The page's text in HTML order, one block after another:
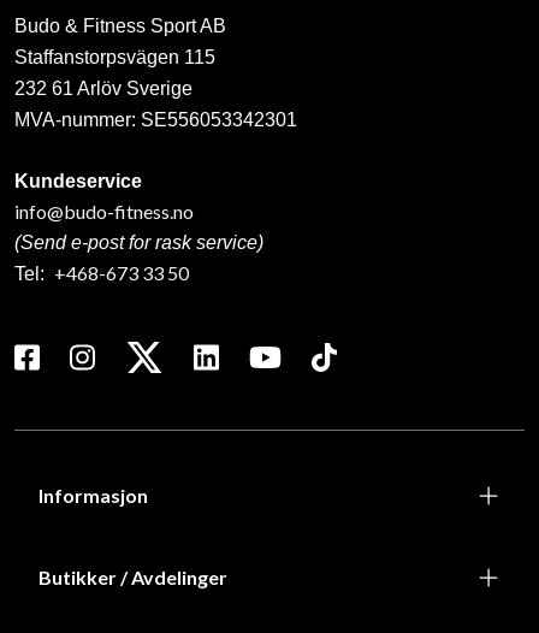
Budo & Fitness Sport AB
Staffanstorpsvägen 115
232 61 Arlöv Sverige
MVA-nummer: SE556053342301
Kundeservice
info@budo-fitness.no
(Send e-post for rask service)
Tel: +468-673 33 50
Informasjon
Butikker / Avdelinger